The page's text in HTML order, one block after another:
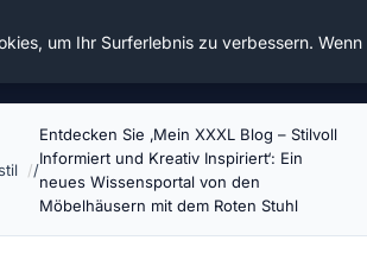
Entdecken Sie ‚Mein XXXL Blog – Stilvoll
Informiert und Kreativ Inspiriert‘: Ein
neues Wissensportal von den
Möbelhäusern mit dem Roten Stuhl
um Ihr Surferlebnis zu verbessern.